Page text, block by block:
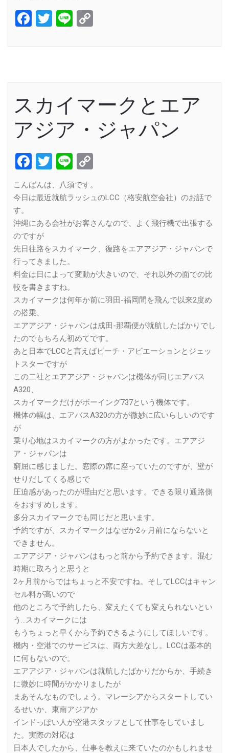
Facebook
Twitter
Line
スカイマークとエア
アジア・ジャパン
Facebook
Twitter
Line
こんばんは、八須です。
今日は最近就航ラッシュのLCC（格安航空会社）のお話で
す。
沖縄にある会社がお客さんなので、よく飛行機で出張する
のですが
先日往路をスカイマーク、復路をエアアジア・ジャパンで
行ってきました。
料金は日によって変動が大きいので、それ以外の面での比
較を書きますね。
スカイマークは何年か前に羽田-福岡間を飛んで以来2度め
の搭乗、
エアアジア・ジャパンは成田-那覇便が就航したばかりでし
たのでもちろん初めてです。
あと日本でLCCと言えばピーチ・アビエーションとジェッ
トスターですが
この二社とエアアジア・ジャパンは機体が同じエアバス
A320、
スカイマークだけがボーイング737という機体です。
機体の幅は、エアバスA320の方が微妙に広いらしいのです
が
乗り心地はスカイマークの方がよかったです。エアアジ
ア・ジャパンは
窮屈に感じました。窓際の席に座っていたのですが、壁が
せりだしてくる感じで
圧迫感があったのが理由だと思います。できる限り通路側
をおすすめします。
多分スカイマークでも同じだと思います。
予約ですが、スカイマークはなぜか2ヶ月前にならないと
できません。
エアアジア・ジャパンはもっと前から予約できます。混む
時期に取ろうと思うと
2ヶ月前からではちょっと不安ですね。そしてLCCはキャン
セル料が高いので
他のところで予約したら、変えたくても変えられないとい
う…スカイマークには
もうちょっと早くから予約できるようにしてほしいです。
機内・空港でのサービスは、両方大差なし。LCCは基本的
に何もないので。
エアアジア・ジャパンは就航したばかりだからか、手続き
に微妙に時間がかかりましたが
まあそんなものでしょう。マレーシアからスタートしてい
るせいか、東南アジアか
インドっぽい人が空港スタッフとして仕事をしていまし
た。実際の対応は
日本人でしたから、仕事を教えに来ていたのかもしれませ